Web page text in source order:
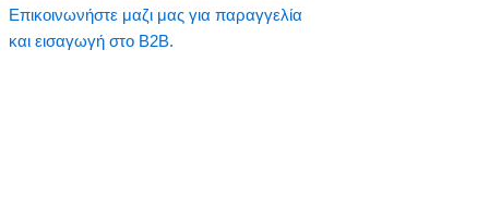
Επικοινωνήστε μαζι μας για παραγγελία
και εισαγωγή στο B2B.